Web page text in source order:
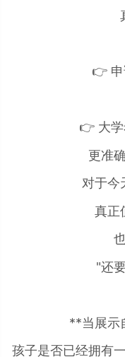
👉 申
👉 大学
更准
对于今
真正
"还
**当展示
孩子是否已经拥有